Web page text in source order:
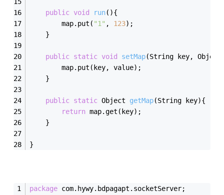
public void run(){
		map.put(
"1" , 123);
	}
public static void setMap(String key, Object
		map.put(key, value);
	}
public static Object getMap(String key){
return map.get(key);
	}
}
package com.hywy.bdpagapt.socketServer;